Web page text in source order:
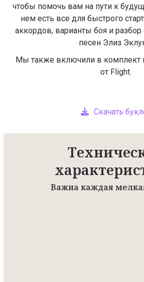
чтобы помочь вам на пути к
нем есть все для быстрого
аккордов, варианты боя и разбор
песен Элиз
Мы также включили в комплект
от Flight.
Скачать
Важна каждая